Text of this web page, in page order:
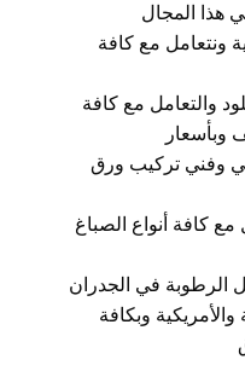
هذا المجال
ونتعامل مع كافة
والتعامل مع كافة
وبأسعار
وفني تركيب ورق
كافة أنواع الصباغ
الرطوبة في الجدران
والأمريكية وبكافة